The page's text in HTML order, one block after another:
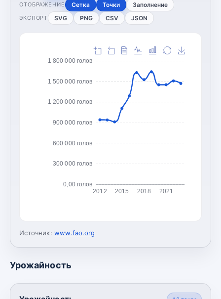
ОТОБРАЖЕНИЕ Сетка Точки Заполнение
ЭКСПОРТ SVG PNG CSV JSON
0,00 голов
300 000 голов
600 000 голов
900 000 голов
1 200 000 голов
1 500 000 голов
1 800 000 голов
2012 2015 2018 2021
Источник: www.fao.org
Урожайность